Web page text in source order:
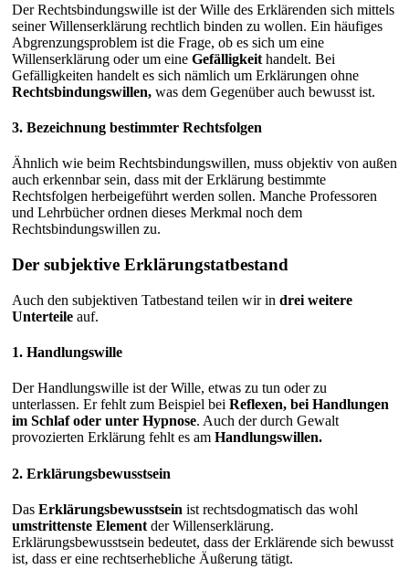
Der Rechtsbindungswille ist der Wille des Erklärenden sich mittels
seiner Willenserklärung rechtlich binden zu wollen. Ein häufiges
Abgrenzungsproblem ist die Frage, ob es sich um eine
Willenserklärung oder um eine Gefälligkeit handelt. Bei
Gefälligkeiten handelt es sich nämlich um Erklärungen ohne
Rechtsbindungswillen, was dem Gegenüber auch bewusst ist.
3. Bezeichnung bestimmter Rechtsfolgen
Ähnlich wie beim Rechtsbindungswillen, muss objektiv von außen
auch erkennbar sein, dass mit der Erklärung bestimmte
Rechtsfolgen herbeigeführt werden sollen. Manche Professoren
und Lehrbücher ordnen dieses Merkmal noch dem
Rechtsbindungswillen zu.
Der subjektive Erklärungstatbestand
Auch den subjektiven Tatbestand teilen wir in drei weitere
Unterteile auf.
1. Handlungswille
Der Handlungswille ist der Wille, etwas zu tun oder zu
unterlassen. Er fehlt zum Beispiel bei Reflexen, bei Handlungen
im Schlaf oder unter Hypnose. Auch der durch Gewalt
provozierten Erklärung fehlt es am Handlungswillen.
2. Erklärungsbewusstsein
Das Erklärungsbewusstsein ist rechtsdogmatisch das wohl
umstrittenste Element der Willenserklärung.
Erklärungsbewusstsein bedeutet, dass der Erklärende sich bewusst
ist, dass er eine rechtserhebliche Äußerung tätigt.